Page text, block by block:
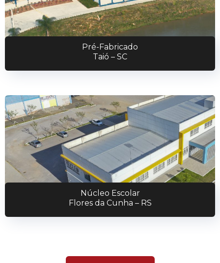
Pré-Fabricado
Taió – SC
Núcleo Escolar
Flores da Cunha – RS